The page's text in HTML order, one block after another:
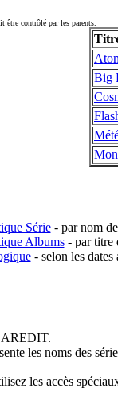
être contrôlé par les parents.
Big
Série- par nom de
Albums- par titre
- selon les dates
AREDIT.
les noms des
les accès